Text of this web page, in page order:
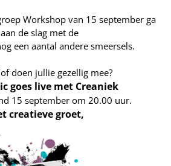
Workshop van 15 september ga
de slag met de
een aantal andere smeersels.
doen jullie gezellig mee?
goes live met Creaniek
15 september om 20.00 uur.
creatieve groet,